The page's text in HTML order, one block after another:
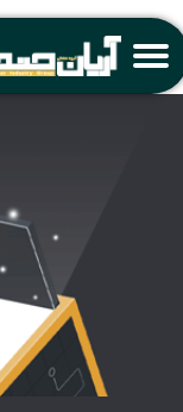
حساب کاربری من
خروج از حساب کاربری